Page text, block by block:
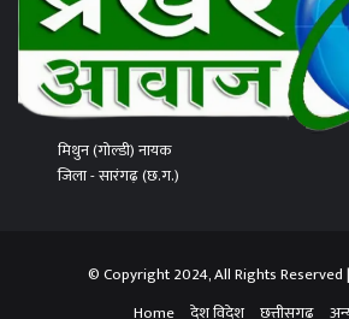
मिथुन (गोल्डी) नायक
जिला - सारंगढ़ (छ.ग.)
© Copyright 2024, All Rights Reserved
Home देश विदेश छत्तीसगढ़